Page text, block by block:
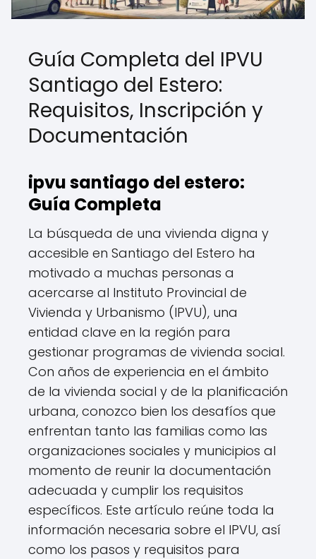
Guía Completa del IPVU
Santiago del Estero:
Requisitos, Inscripción y
Documentación
ipvu santiago del estero:
Guía Completa
La búsqueda de una vivienda digna y
accesible en Santiago del Estero ha
motivado a muchas personas a
acercarse al Instituto Provincial de
Vivienda y Urbanismo (IPVU), una
entidad clave en la región para
gestionar programas de vivienda social.
Con años de experiencia en el ámbito
de la vivienda social y de la planificación
urbana, conozco bien los desafíos que
enfrentan tanto las familias como las
organizaciones sociales y municipios al
momento de reunir la documentación
adecuada y cumplir los requisitos
específicos. Este artículo reúne toda la
información necesaria sobre el IPVU, así
como los pasos y requisitos para